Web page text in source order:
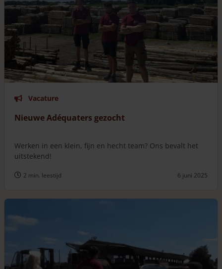
Vacature
Nieuwe Adéquaters gezocht
Werken in een klein, fijn en hecht team? Ons bevalt het
uitstekend!
2 min. leestijd 6 juni 2025